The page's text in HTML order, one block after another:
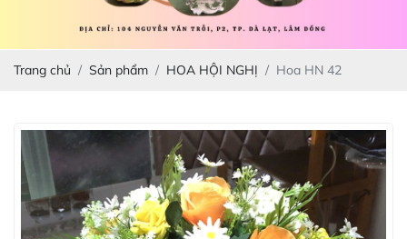
Trang chủ Sản phẩm HOA HỘI NGHỊ Hoa HN 42